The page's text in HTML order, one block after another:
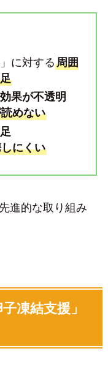
に対する周囲
果が不透明
めない
にくい
進的な取り組み
凍結支援」